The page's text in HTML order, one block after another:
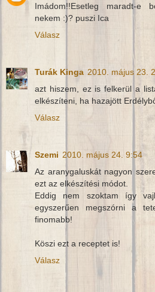
Imádom!!Esetleg maradt-e
nekem :)? puszi Ica
Válasz
Turák Kinga 2010. május 23.
azt hiszem, ez is felkerül a
elkészíteni, ha hazajött
Válasz
Szemi 2010. május 24. 9:54
Az aranygaluskát nagyon
ezt az elkészítési módot.
Eddig nem szoktam így
egyszerűen megszórni a
finomabb!
Köszi ezt a receptet is!
Válasz